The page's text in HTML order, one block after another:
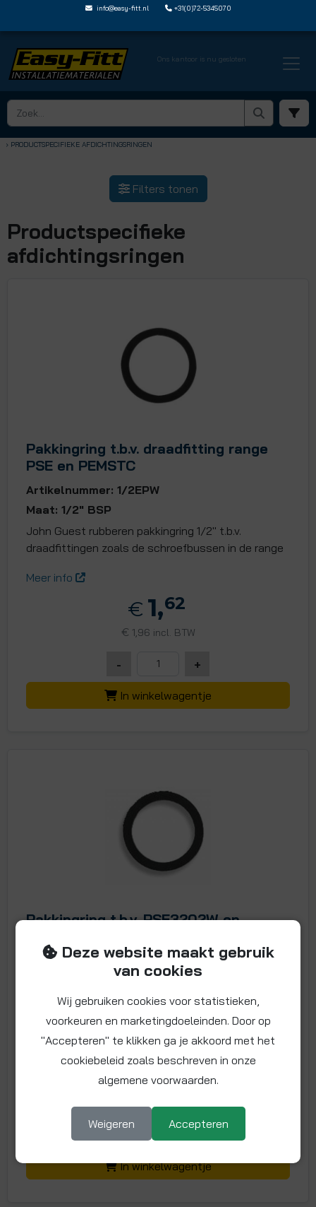
info@easy-fitt.nl +31(0)72-5345070
Ons kantoor is nu gesloten
HOME › SPEEDFIT ACCESSOIRES EN RESERVE ONDERDELEN
› PRODUCTSPECIFIEKE AFDICHTINGSRINGEN
Filters tonen
Productspecifieke
afdichtingsringen
Pakkingring t.b.v. draadfitting range
PSE en PEMSTC
Artikelnummer: 1/2EPW
Maat: 1/2" BSP
John Guest rubberen pakkingring 1/2" t.b.v.
draadfittingen zoals de schroefbussen in de range
Meer info
€ 1,62
€ 1,96 incl. BTW
- +
In winkelwagentje
Pakkingring t.b.v. PSE3202W en
Artikelnummer: 3/4EPW
John Guest rubberen pakkingring 3/4" BSP t.b.v.
artikelen PSE3202W en PSE3203W.
Meer info
€ 1,57
+
In winkelwagentje
Deze website maakt gebruik
van cookies
Wij gebruiken cookies voor statistieken,
voorkeuren en marketingdoeleinden. Door op
"Accepteren" te klikken ga je akkoord met het
cookiebeleid zoals beschreven in onze
algemene voorwaarden.
Weigeren Accepteren